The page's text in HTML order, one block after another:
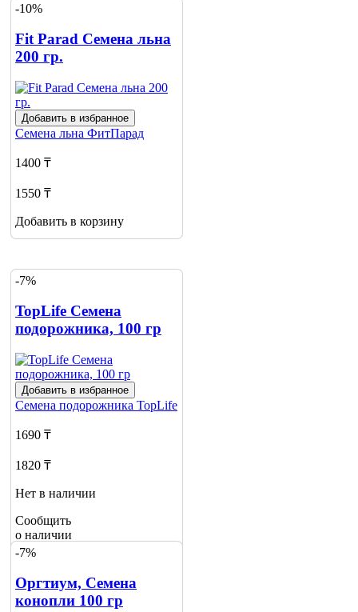
-10%
Fit Parad Семена льна
200 гр.
Добавить в избранное
Семена льна ФитПарад
1400 ₸
1550 ₸
Добавить в корзину
-7%
TopLife Семена
подорожника, 100 гр
Добавить в избранное
Семена подорожника TopLife
1690 ₸
1820 ₸
Нет в наличии
Сообщить
о наличии
-7%
Оргтиум, Семена
конопли 100 гр